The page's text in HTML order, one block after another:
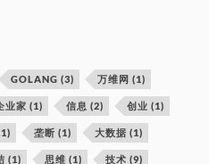
GOLANG (3) 万维网 (1)
业家 (1) 信息 (2) 创业 (1)
垄断 (1) 大数据 (1)
(1) 思维 (1) 技术 (9)